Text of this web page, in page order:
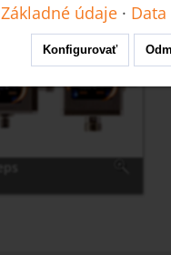
Základné údaje ·
Konfigurovať